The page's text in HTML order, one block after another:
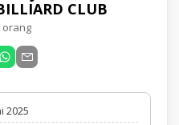
CLUB
orang
2025